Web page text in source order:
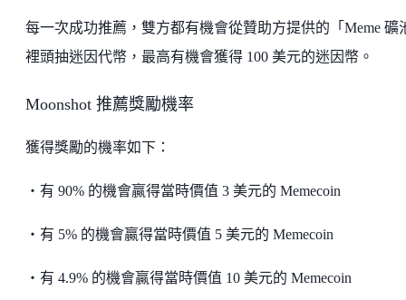
每一次成功推薦，雙方都有機會從贊助方提供的「Meme 礦
裡頭抽迷因代幣，最高有機會獲得 100 美元的迷因幣。
Moonshot 推薦獎勵機率
獲得獎勵的機率如下：
・有 90% 的機會贏得當時價值 3 美元的 Memecoin
・有 5% 的機會贏得當時價值 5 美元的 Memecoin
・有 4.9% 的機會贏得當時價值 10 美元的 Memecoin